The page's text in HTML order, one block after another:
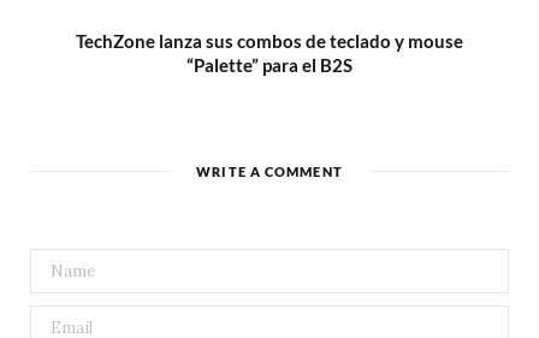
TechZone lanza sus combos de teclado y mouse
“Palette” para el B2S
WRITE A COMMENT